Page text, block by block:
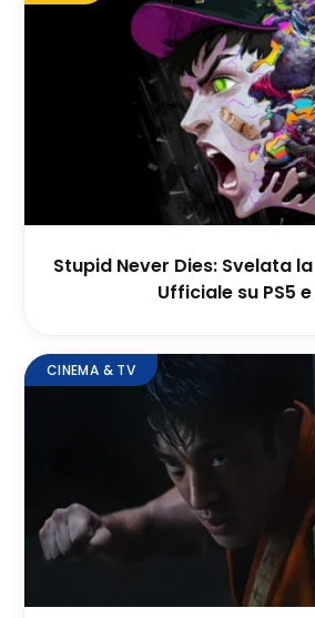
Stupid Never Dies: Svelata
Ufficiale su PS5 e
CINEMA & TV